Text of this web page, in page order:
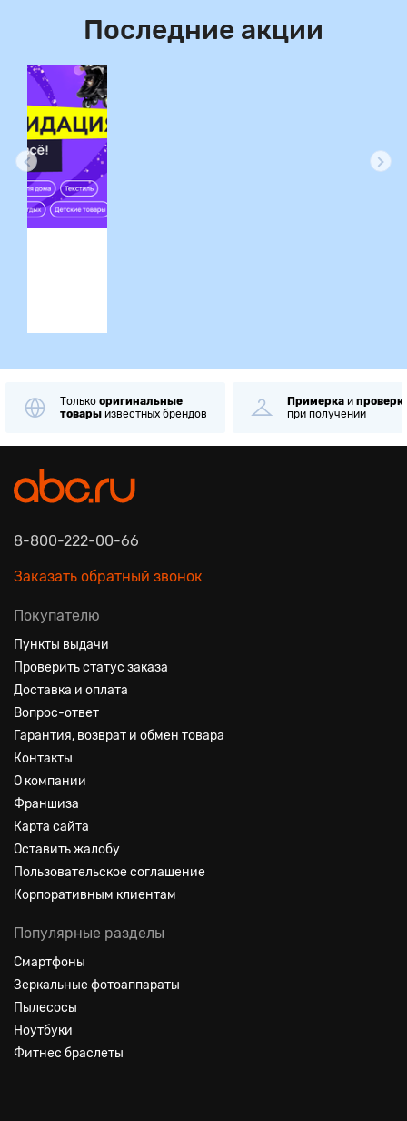
Последние акции
Только оригинальные
товары известных брендов
Примерка и
при получении
8-800-222-00-66
Заказать обратный звонок
Покупателю
Пункты выдачи
Проверить статус заказа
Доставка и оплата
Вопрос-ответ
Гарантия, возврат и обмен товара
Контакты
О компании
Франшиза
Карта сайта
Оставить жалобу
Пользовательское соглашение
Корпоративным клиентам
Популярные разделы
Смартфоны
Зеркальные фотоаппараты
Пылесосы
Ноутбуки
Фитнес браслеты